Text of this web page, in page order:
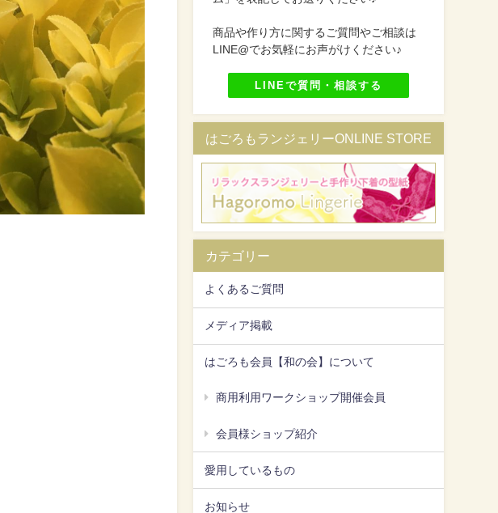
商品や作り方に関するご質問やご相談は
LINE@でお気軽にお声がけください♪
LINEで質問・相談する
はごろもランジェリーONLINE STORE
カテゴリー
よくあるご質問
メディア掲載
はごろも会員【和の会】について
商用利用ワークショップ開催会員
会員様ショップ紹介
愛用しているもの
お知らせ